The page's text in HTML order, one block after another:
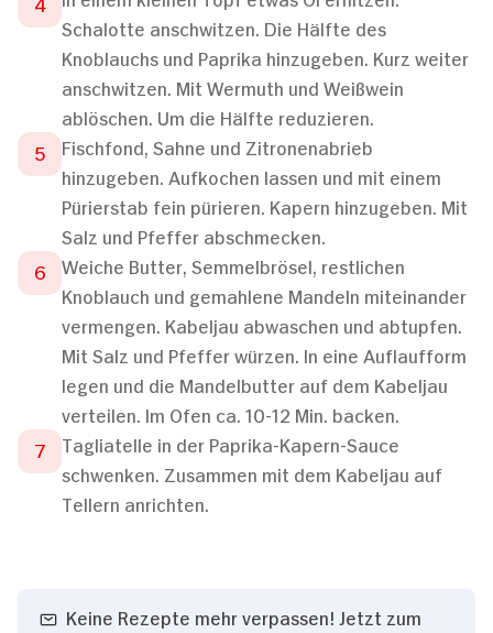
Schalotte anschwitzen. Die Hälfte des
Knoblauchs und Paprika hinzugeben. Kurz weiter
anschwitzen. Mit Wermuth und Weißwein
ablöschen. Um die Hälfte reduzieren.
Fischfond, Sahne und Zitronenabrieb
hinzugeben. Aufkochen lassen und mit einem
Pürierstab fein pürieren. Kapern hinzugeben. Mit
Salz und Pfeffer abschmecken.
Weiche Butter, Semmelbrösel, restlichen
Knoblauch und gemahlene Mandeln miteinander
vermengen. Kabeljau abwaschen und abtupfen.
Mit Salz und Pfeffer würzen. In eine Auflaufform
legen und die Mandelbutter auf dem Kabeljau
verteilen. Im Ofen ca. 10-12 Min. backen.
Tagliatelle in der Paprika-Kapern-Sauce
schwenken. Zusammen mit dem Kabeljau auf
Tellern anrichten.
Keine Rezepte mehr verpassen! Jetzt zum